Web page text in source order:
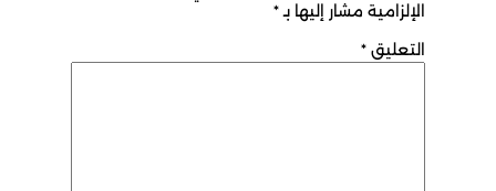
الإلزامية مشار إليها بـ *
التعليق*